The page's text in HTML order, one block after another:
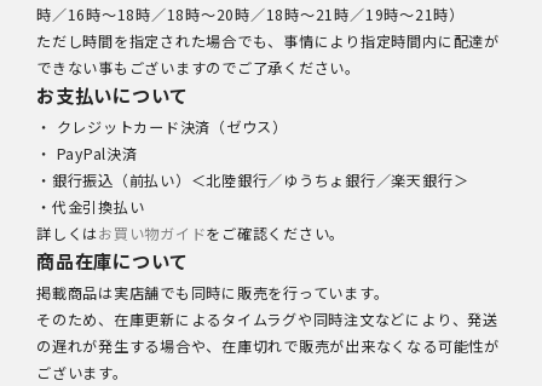
時／16時～18時／18時～20時／18時～21時／19時～21時）
ただし時間を指定された場合でも、事情により指定時間内に配達が
できない事もございますのでご了承ください。
お支払いについて
・ クレジットカード決済（ゼウス）
・ PayPal決済
・銀行振込（前払い）＜北陸銀行／ゆうちょ銀行／楽天銀行＞
・代金引換払い
詳しくはお買い物ガイドをご確認ください。
商品在庫について
掲載商品は実店舗でも同時に販売を行っています。
そのため、在庫更新によるタイムラグや同時注文などにより、発送
の遅れが発生する場合や、在庫切れで販売が出来なくなる可能性が
ございます。